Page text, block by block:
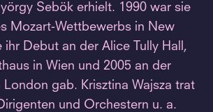
Sebök erhielt. 1990 war sie
Mozart-Wettbewerbs in New
ihr Debut an der Alice Tully Hall,
in Wien und 2005 an der
London gab. Krisztina Wajsza trat
und Orchestern u. a.